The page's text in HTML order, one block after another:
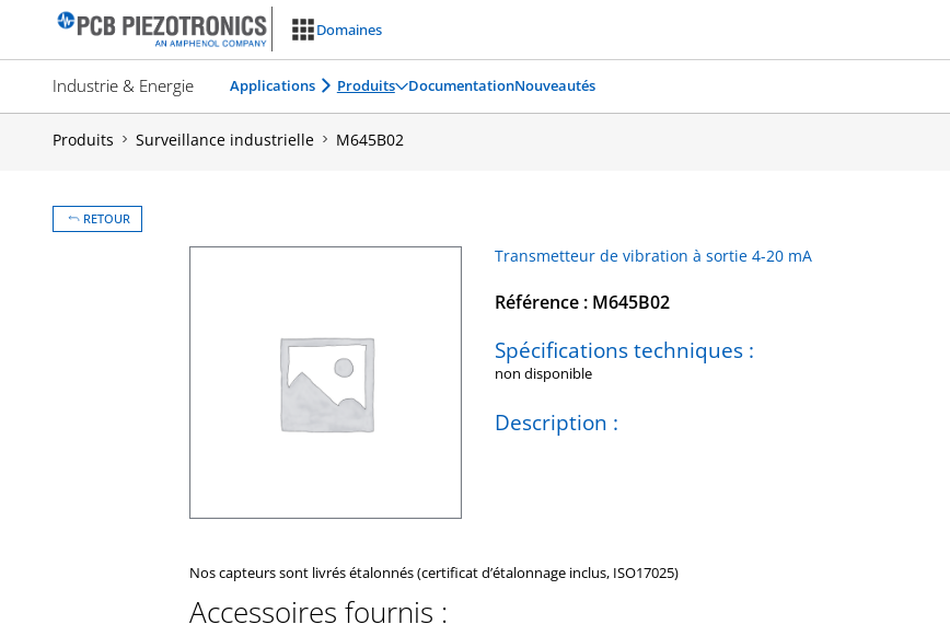
Domaines
Industrie & Energie Applications Produits DocumentationNouveautés
Produits Surveillance industrielle M645B02
RETOUR
Transmetteur de vibration à sortie 4-20 mA
Référence : M645B02
Spécifications techniques :
non disponible
Description :
Nos capteurs sont livrés étalonnés (certificat d’étalonnage inclus, ISO17025)
Accessoires fournis :